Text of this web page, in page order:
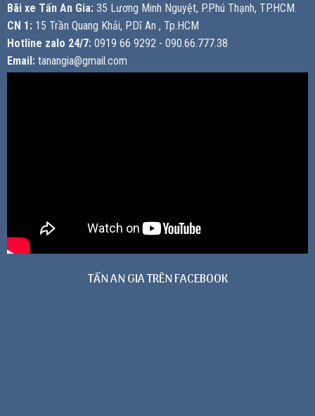
Bãi xe Tấn An Gia: 35 Lương Minh Nguyệt, P.Phú Thạnh, TP.HCM.
CN 1: 15 Trần Quang Khải, P.Dĩ An , Tp.HCM
Hotline zalo 24/7: 0919 66 9292 - 090.66.777.38
Email: tanangia@gmail.com
TẤN AN GIA TRÊN FACEBOOK